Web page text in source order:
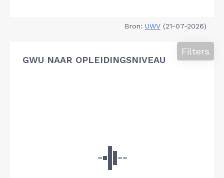
Bron: UWV (21-07-2026)
GWU NAAR OPLEIDINGSNIVEAU
Filters